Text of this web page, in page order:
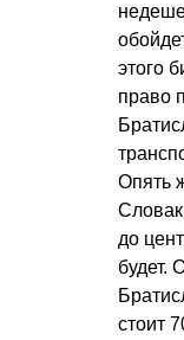
этого
право
Опять
до
будет.
стоит